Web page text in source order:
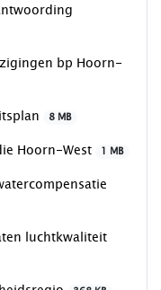
bp Hoorn-
8 MB
Hoorn-West 1 MB
luchtkwaliteit